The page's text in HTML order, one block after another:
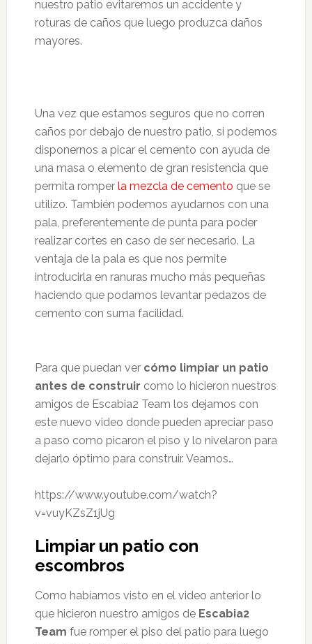
nuestro patio evitaremos un accidente y
roturas de caños que luego produzca daños
mayores.
Una vez que estamos seguros que no corren
caños por debajo de nuestro patio, si podemos
disponernos a picar el cemento con ayuda de
una masa o elemento de gran resistencia que
permita romper la mezcla de cemento que se
utilizo. También podemos ayudarnos con una
pala, preferentemente de punta para poder
realizar cortes en caso de ser necesario. La
ventaja de la pala es que nos permite
introducirla en ranuras mucho más pequeñas
haciendo que podamos levantar pedazos de
cemento con suma facilidad.
Para que puedan ver cómo limpiar un patio
antes de construir como lo hicieron nuestros
amigos de Escabia2 Team los dejamos con
este nuevo video donde pueden apreciar paso
a paso como picaron el piso y lo nivelaron para
dejarlo óptimo para construir. Veamos…
https://www.youtube.com/watch?
v=vuyKZsZ1jUg
Limpiar un patio con
escombros
Como habíamos visto en el video anterior lo
que hicieron nuestro amigos deEscabia2
Team fue romper el piso del patio para luego